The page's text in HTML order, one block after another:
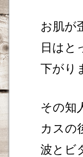
お肌が
日はと
下がり
その知
カスの
波とビ